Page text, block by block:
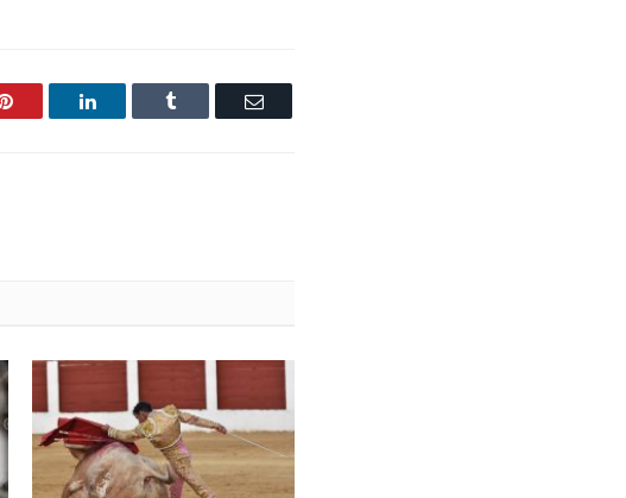
Pinterest LinkedIn Tumblr Email